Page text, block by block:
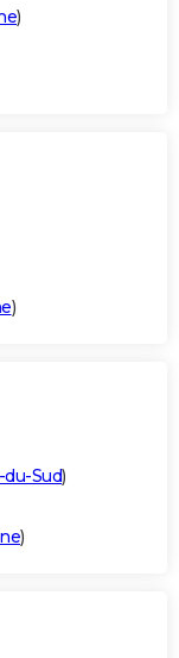
)
)
du-Sud)
)